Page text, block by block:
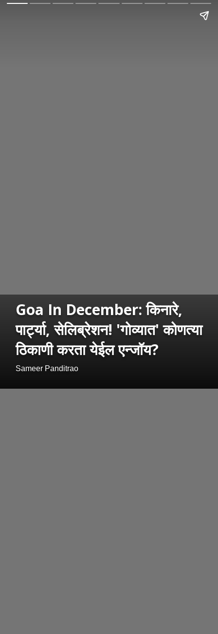
Goa In December: किनारे,
पार्ट्या, सेलिब्रेशन! 'गोव्यात' कोणत्या
ठिकाणी करता येईल एन्जॉय?
Sameer Panditrao